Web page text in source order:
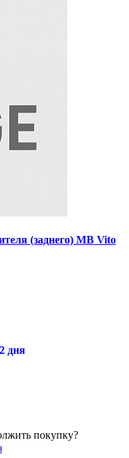
(заднего) MB Vito
дня
покупку?